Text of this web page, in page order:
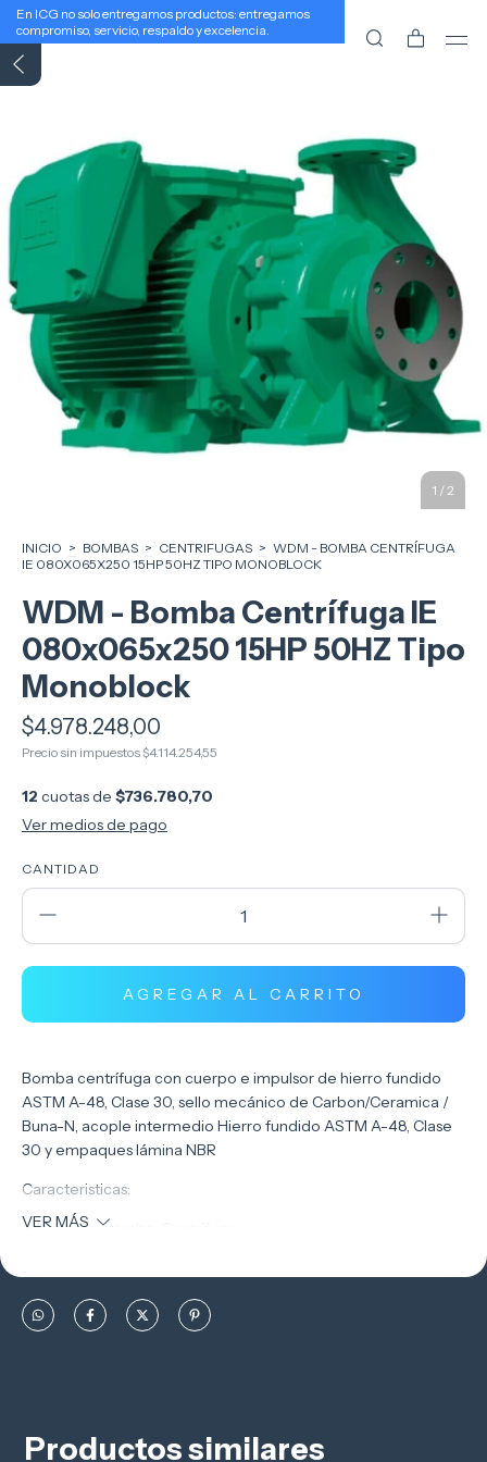
En ICG no solo entregamos productos: entregamos
compromiso, servicio, respaldo y excelencia.
1 / 2
INICIO > BOMBAS > CENTRIFUGAS > WDM - BOMBA CENTRÍFUGA
IE 080X065X250 15HP 50HZ TIPO MONOBLOCK
WDM - Bomba Centrífuga IE
080x065x250 15HP 50HZ Tipo
Monoblock
$4.978.248,00
Precio sin impuestos $4.114.254,55
12 cuotas de $736.780,70
Ver medios de pago
CANTIDAD
Bomba centrífuga con cuerpo e impulsor de hierro fundido
ASTM A-48, Clase 30, sello mecánico de Carbon/Ceramica /
Buna-N, acople intermedio Hierro fundido ASTM A-48, Clase
30 y empaques lámina NBR
Caracteristicas:
Tipo de bomba: Centrífuga
Succión: 68mm PN 25
Descarga: 68mm PN 25
Aplicaciones
VER MÁS
Productos similares